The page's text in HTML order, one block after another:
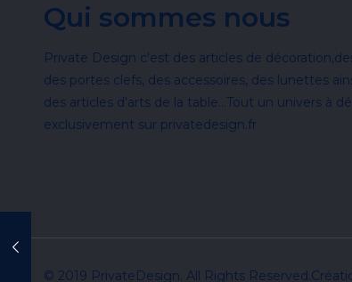
Qui sommes nous
Private Design c'est des articles de
des portes clefs, des accessoires, des lunettes
des articles d'arts de la table...Tout un univers à
exclusivement sur privatedesign.fr
© 2019 PrivateDesign. All Rights